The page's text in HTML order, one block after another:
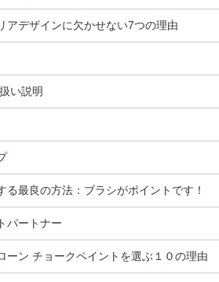
アデザインに欠かせない7つの理由
い説明
る最良の方法：ブラシがポイントです！
パートナー
ーン チョークペイントを選ぶ１０の理由